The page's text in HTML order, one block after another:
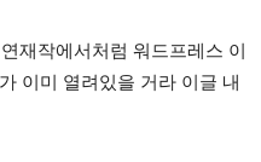
재작에서처럼 워드프레스 이
이미 열려있을 거라 이글 내